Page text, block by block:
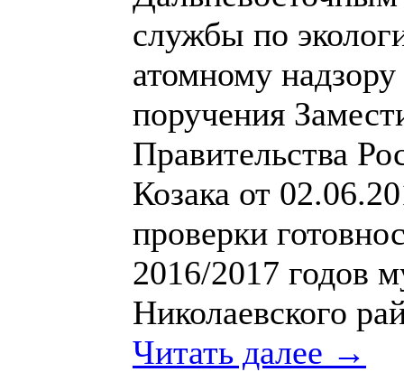
службы по
атомному
поручения
Правительства
Козака от
проверки
2016/2017 годов
Николаевского
Читать далее →